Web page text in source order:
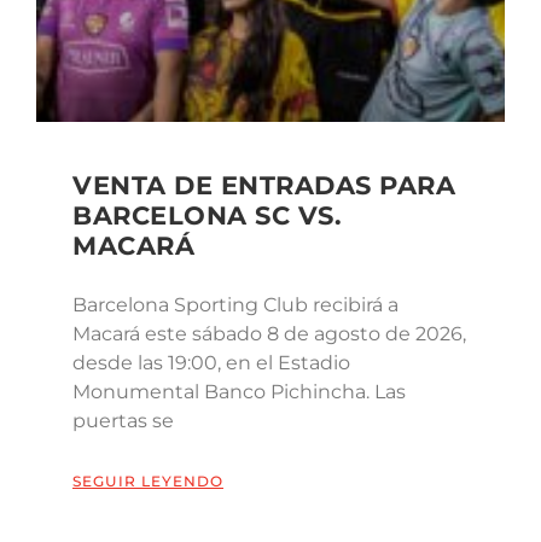
VENTA DE ENTRADAS PARA
BARCELONA SC VS.
MACARÁ
Barcelona Sporting Club recibirá a
Macará este sábado 8 de agosto de 2026,
desde las 19:00, en el Estadio
Monumental Banco Pichincha. Las
puertas se
SEGUIR LEYENDO